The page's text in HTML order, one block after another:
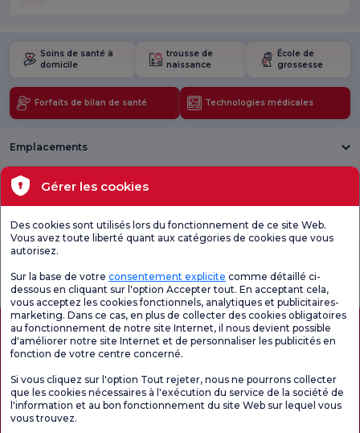
Soins de santé à
domicile
trousse de
naissance
École de
grossesse
Forfaits de bilan de santé Technologies médicales
Emplacements
Santé actuelle
Unités médicales
générale de
satisfaction
questionnaire de
satisfaction.
satisfaction sur
les promotions
Gérer les cookies
Des cookies sont utilisés lors du fonctionnement de ce site Web.
Vous avez toute liberté quant aux catégories de cookies que vous
autorisez.
Sur la base de votre consentement explicite comme détaillé ci-
dessous en cliquant sur l'option Accepter tout. En acceptant cela,
vous acceptez les cookies fonctionnels, analytiques et publicitaires-
marketing. Dans ce cas, en plus de collecter des cookies obligatoires
au fonctionnement de notre site Internet, il nous devient possible
d'améliorer notre site Internet et de personnaliser les publicités en
fonction de votre centre concerné.
Si vous cliquez sur l'option Tout rejeter, nous ne pourrons collecter
que les cookies nécessaires à l'exécution du service de la société de
l'information et au bon fonctionnement du site Web sur lequel vous
vous trouvez.